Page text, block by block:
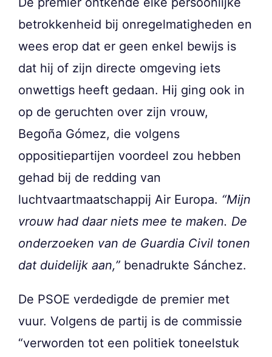
betrokkenheid bij onregelmatigheden en
wees erop dat er geen enkel bewijs is
dat hij of zijn directe omgeving iets
onwettigs heeft gedaan. Hij ging ook in
op de geruchten over zijn vrouw,
Begoña Gómez, die volgens
oppositiepartijen voordeel zou hebben
gehad bij de redding van
luchtvaartmaatschappij Air Europa. “Mijn
vrouw had daar niets mee te maken. De
onderzoeken van de Guardia Civil tonen
dat duidelijk aan,” benadrukte Sánchez.
De PSOE verdedigde de premier met
vuur. Volgens de partij is de commissie
“verworden tot een politiek toneelstuk